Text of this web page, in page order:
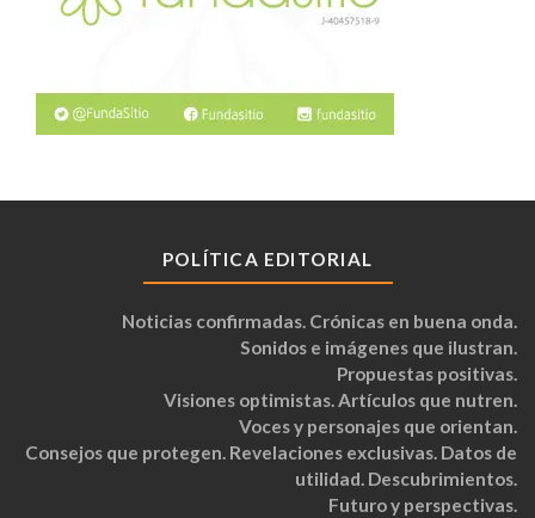
POLÍTICA EDITORIAL
Noticias confirmadas. Crónicas en buena onda.
Sonidos e imágenes que ilustran.
Propuestas positivas.
Visiones optimistas. Artículos que nutren.
Voces y personajes que orientan.
Consejos que protegen. Revelaciones exclusivas. Datos de
utilidad. Descubrimientos.
Futuro y perspectivas.